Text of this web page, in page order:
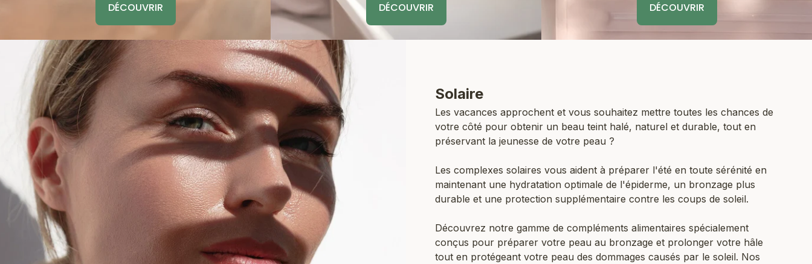
DÉCOUVRIR DÉCOUVRIR DÉCOUVRIR
Solaire
Les vacances approchent et vous souhaitez mettre toutes les chances de
votre côté pour obtenir un beau teint halé, naturel et durable, tout en
préservant la jeunesse de votre peau ?
Les complexes solaires vous aident à préparer l'été en toute sérénité en
maintenant une hydratation optimale de l'épiderme, un bronzage plus
durable et une protection supplémentaire contre les coups de soleil.
Découvrez notre gamme de compléments alimentaires spécialement
conçus pour préparer votre peau au bronzage et prolonger votre hâle
tout en protégeant votre peau des dommages causés par le soleil. Nos